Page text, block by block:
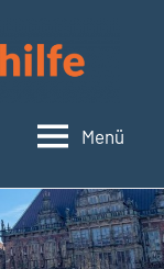
Menü